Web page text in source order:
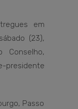
em
(23),
Conselho,
presidente
Passo